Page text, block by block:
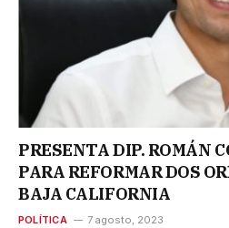
PRESENTA DIP. ROMÁN
PARA REFORMAR DOS
BAJA CALIFORNIA
POLÍTICA 7 agosto, 2023